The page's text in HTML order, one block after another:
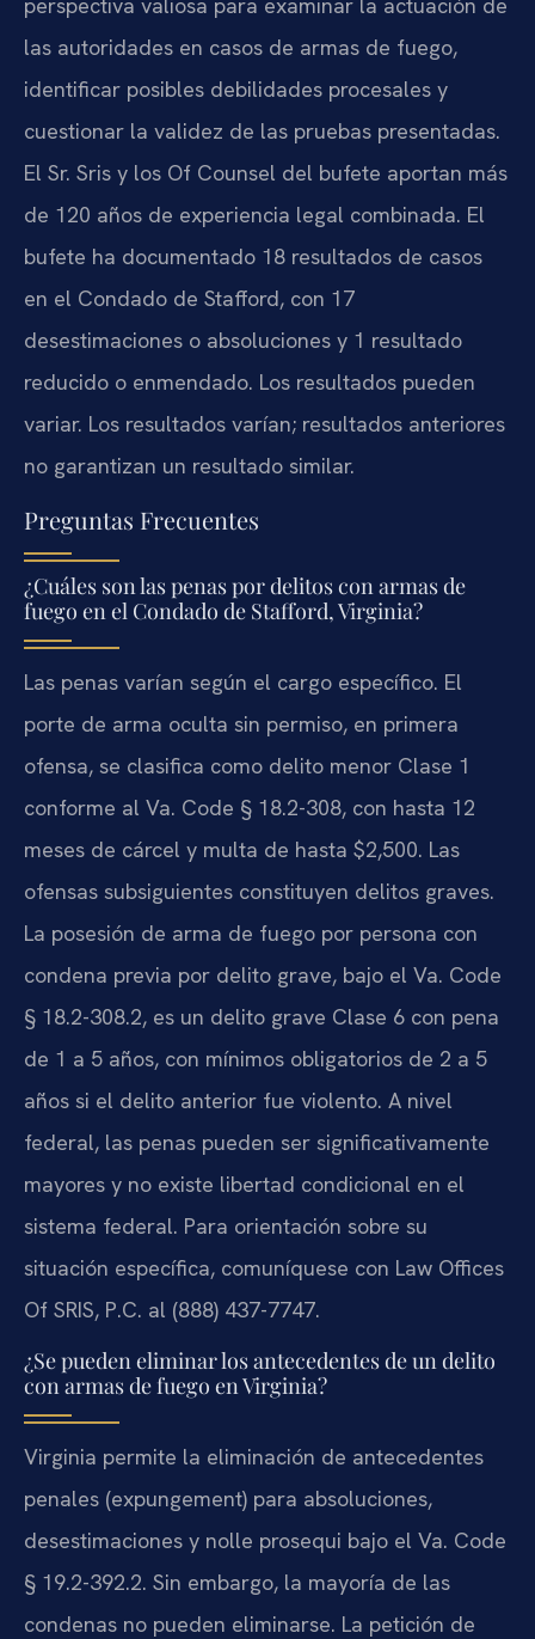
las autoridades en casos de armas de fuego,
identificar posibles debilidades procesales y
cuestionar la validez de las pruebas presentadas.
El Sr. Sris y los Of Counsel del bufete aportan más
de 120 años de experiencia legal combinada. El
bufete ha documentado 18 resultados de casos
en el Condado de Stafford, con 17
desestimaciones o absoluciones y 1 resultado
reducido o enmendado. Los resultados pueden
variar. Los resultados varían; resultados anteriores
no garantizan un resultado similar.
Preguntas Frecuentes
¿Cuáles son las penas por delitos con armas de
fuego en el Condado de Stafford, Virginia?
Las penas varían según el cargo específico. El
porte de arma oculta sin permiso, en primera
ofensa, se clasifica como delito menor Clase 1
conforme al Va. Code § 18.2-308, con hasta 12
meses de cárcel y multa de hasta $2,500. Las
ofensas subsiguientes constituyen delitos graves.
La posesión de arma de fuego por persona con
condena previa por delito grave, bajo el Va. Code
§ 18.2-308.2, es un delito grave Clase 6 con pena
de 1 a 5 años, con mínimos obligatorios de 2 a 5
años si el delito anterior fue violento. A nivel
federal, las penas pueden ser significativamente
mayores y no existe libertad condicional en el
sistema federal. Para orientación sobre su
situación específica, comuníquese con Law Offices
Of SRIS, P.C. al (888) 437-7747.
¿Se pueden eliminar los antecedentes de un delito
con armas de fuego en Virginia?
Virginia permite la eliminación de antecedentes
penales (expungement) para absoluciones,
desestimaciones y nolle prosequi bajo el Va. Code
§ 19.2-392.2. Sin embargo, la mayoría de las
condenas no pueden eliminarse. La petición de